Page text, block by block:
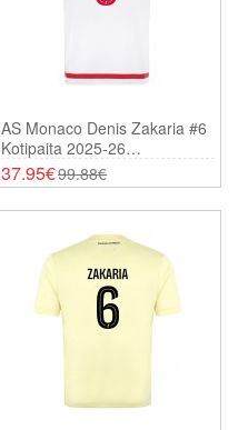
AS Monaco Denis Zakaria #6
Kotipaita 2025-26
Lyhythihainen
37.95€99.88€